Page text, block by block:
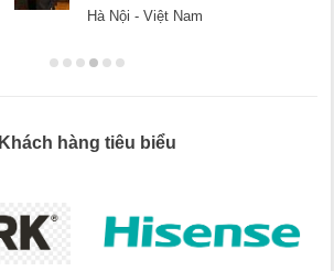
Hà Nội - Việt Nam
Khách hàng tiêu biểu